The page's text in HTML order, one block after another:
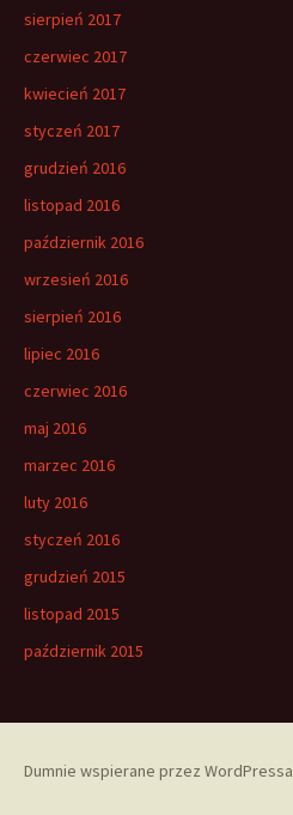
sierpień 2017
czerwiec 2017
kwiecień 2017
styczeń 2017
grudzień 2016
listopad 2016
październik 2016
wrzesień 2016
sierpień 2016
lipiec 2016
czerwiec 2016
maj 2016
marzec 2016
luty 2016
styczeń 2016
grudzień 2015
listopad 2015
październik 2015
Dumnie wspierane przez WordPressa